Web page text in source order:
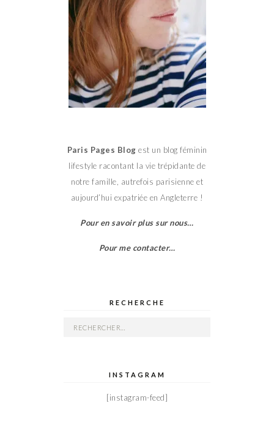
Paris Pages Blog est un blog féminin
lifestyle racontant la vie trépidante de
notre famille, autrefois parisienne et
aujourd’hui expatriée en Angleterre !
Pour en savoir plus sur nous…
Pour me contacter…
RECHERCHE
Rechercher :
INSTAGRAM
[instagram-feed]